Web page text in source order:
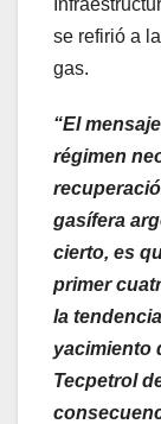
se refirió a
gas.
“El
régimen
gasífera
cierto, es
primer
la
yacimiento
Tecpetrol